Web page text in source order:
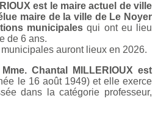
est le maire actuel de ville
maire de la ville de Le Noyer
municipales qui ont eu lieu
de 6 ans.
auront lieux en 2026.
Chantal MILLERIOUX est
le 16 août 1949) et elle exerce
dans la catégorie professeur,